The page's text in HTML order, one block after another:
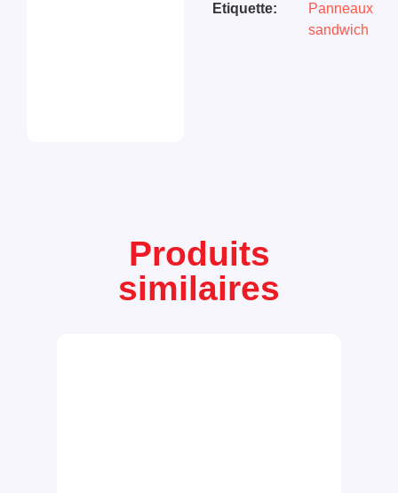
Etiquette:
Panneaux
sandwich
Produits
similaires